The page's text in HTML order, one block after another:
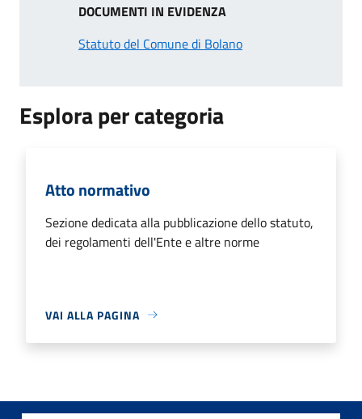
DOCUMENTI IN EVIDENZA
Statuto del Comune di Bolano
Esplora per categoria
Atto normativo
Sezione dedicata alla pubblicazione dello statuto,
dei regolamenti dell'Ente e altre norme
VAI ALLA PAGINA